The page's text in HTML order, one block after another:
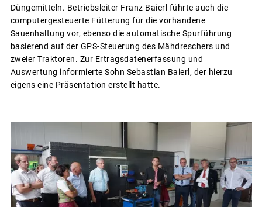
Düngemitteln. Betriebsleiter Franz Baierl führte auch die
computergesteuerte Fütterung für die vorhandene
Sauenhaltung vor, ebenso die automatische Spurführung
basierend auf der GPS-Steuerung des Mähdreschers und
zweier Traktoren. Zur Ertragsdatenerfassung und
Auswertung informierte Sohn Sebastian Baierl, der hierzu
eigens eine Präsentation erstellt hatte.